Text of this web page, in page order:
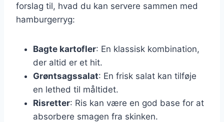
forslag til, hvad du kan servere sammen med
hamburgerryg:
Bagte kartofler: En klassisk kombination,
der altid er et hit.
Grøntsagssalat: En frisk salat kan tilføje
en lethed til måltidet.
Risretter: Ris kan være en god base for at
absorbere smagen fra skinken.